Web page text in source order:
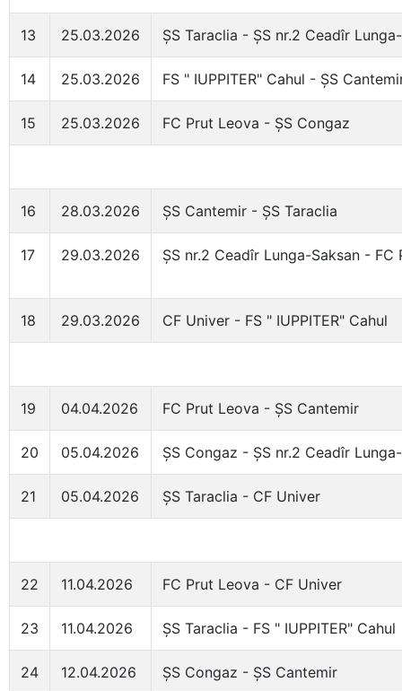
13 25.03.2026 ȘS Taraclia - ȘS nr.2 Ceadîr
14 25.03.2026 FS " IUPPITER" Cahul - ȘS
15 25.03.2026 FC Prut Leova - ȘS Congaz
16 28.03.2026 ȘS Cantemir - ȘS Taraclia
17 29.03.2026 ȘS nr.2 Ceadîr Lunga-Saksan - FC
18 29.03.2026 CF Univer - FS " IUPPITER" Cahul
19 04.04.2026 FC Prut Leova - ȘS Cantemir
20 05.04.2026 ȘS Congaz - ȘS nr.2 Ceadîr
21 05.04.2026 ȘS Taraclia - CF Univer
22 11.04.2026 FC Prut Leova - CF Univer
23 11.04.2026 ȘS Taraclia - FS " IUPPITER" Cahul
24 12.04.2026 ȘS Congaz - ȘS Cantemir